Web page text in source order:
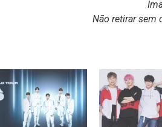
Não retirar sem